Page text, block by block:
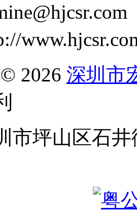
2026 深圳市
市坪山区石